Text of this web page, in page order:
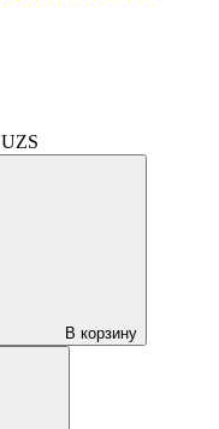
UZS
В корзину